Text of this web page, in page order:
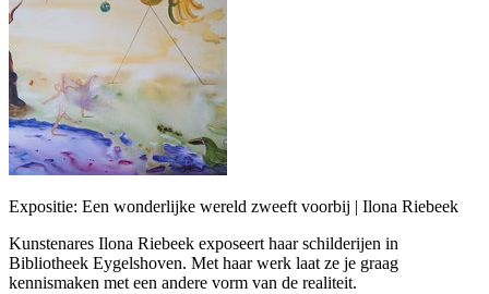
Expositie: Een wonderlijke wereld zweeft voorbij | Ilona Riebeek
Kunstenares Ilona Riebeek exposeert haar schilderijen in
Bibliotheek Eygelshoven. Met haar werk laat ze je graag
kennismaken met een andere vorm van de realiteit.